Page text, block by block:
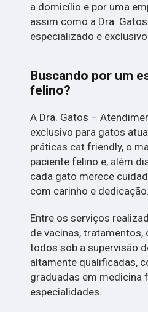
a domicílio e por uma
assim como a Dra.
especializado e
Buscando por um
felino?
A Dra. Gatos –
exclusivo para gatos
práticas cat friendly, o
paciente felino e, além
cada gato merece
com carinho e dedicação.
Entre os serviços
de vacinas, tratamentos,
todos sob a supervisão
altamente qualificadas,
graduadas em medicina
especialidades.